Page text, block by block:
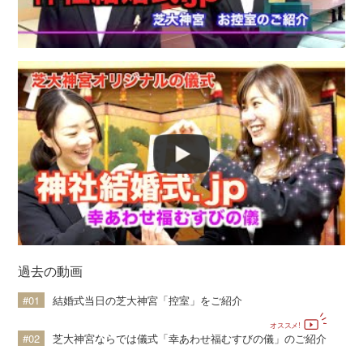
過去の動画
#01 結婚式当日の芝大神宮「控室」をご紹介
#02 芝大神宮ならでは儀式「幸あわせ福むすびの儀」のご紹介